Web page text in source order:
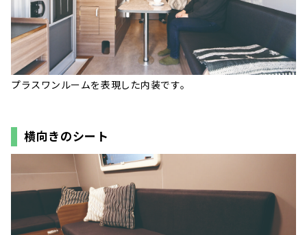
プラスワンルームを表現した内装です。
横向きのシート